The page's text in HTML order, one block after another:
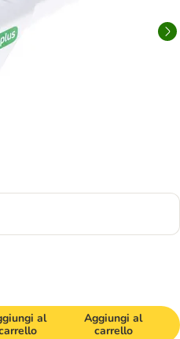
al
Aggiungi al
carrello